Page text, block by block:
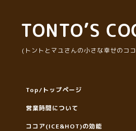
TONTO’S
(トントとマユさんの小さな幸せのコ
Top/トップページ
営業時間について
ココア(ICE&HOT)の効能